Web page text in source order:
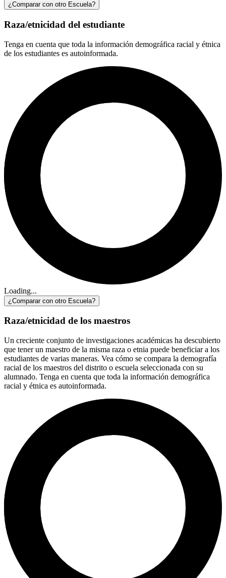
¿Comparar con otro Escuela?
Raza/etnicidad del estudiante
Tenga en cuenta que toda la información demográfica racial y étnica
de los estudiantes es autoinformada.
Loading...
¿Comparar con otro Escuela?
Raza/etnicidad de los maestros
Un creciente conjunto de investigaciones académicas ha descubierto
que tener un maestro de la misma raza o etnia puede beneficiar a los
estudiantes de varias maneras. Vea cómo se compara la demografía
racial de los maestros del distrito o escuela seleccionada con su
alumnado. Tenga en cuenta que toda la información demográfica
racial y étnica es autoinformada.